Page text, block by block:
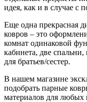
идея, как и в случае с
Еще одна прекрасная
ковров – это
комнат одинаковой
кабинета, две
для братьев/сестер.
В нашем магазине
подобрать парные
материалов для любых